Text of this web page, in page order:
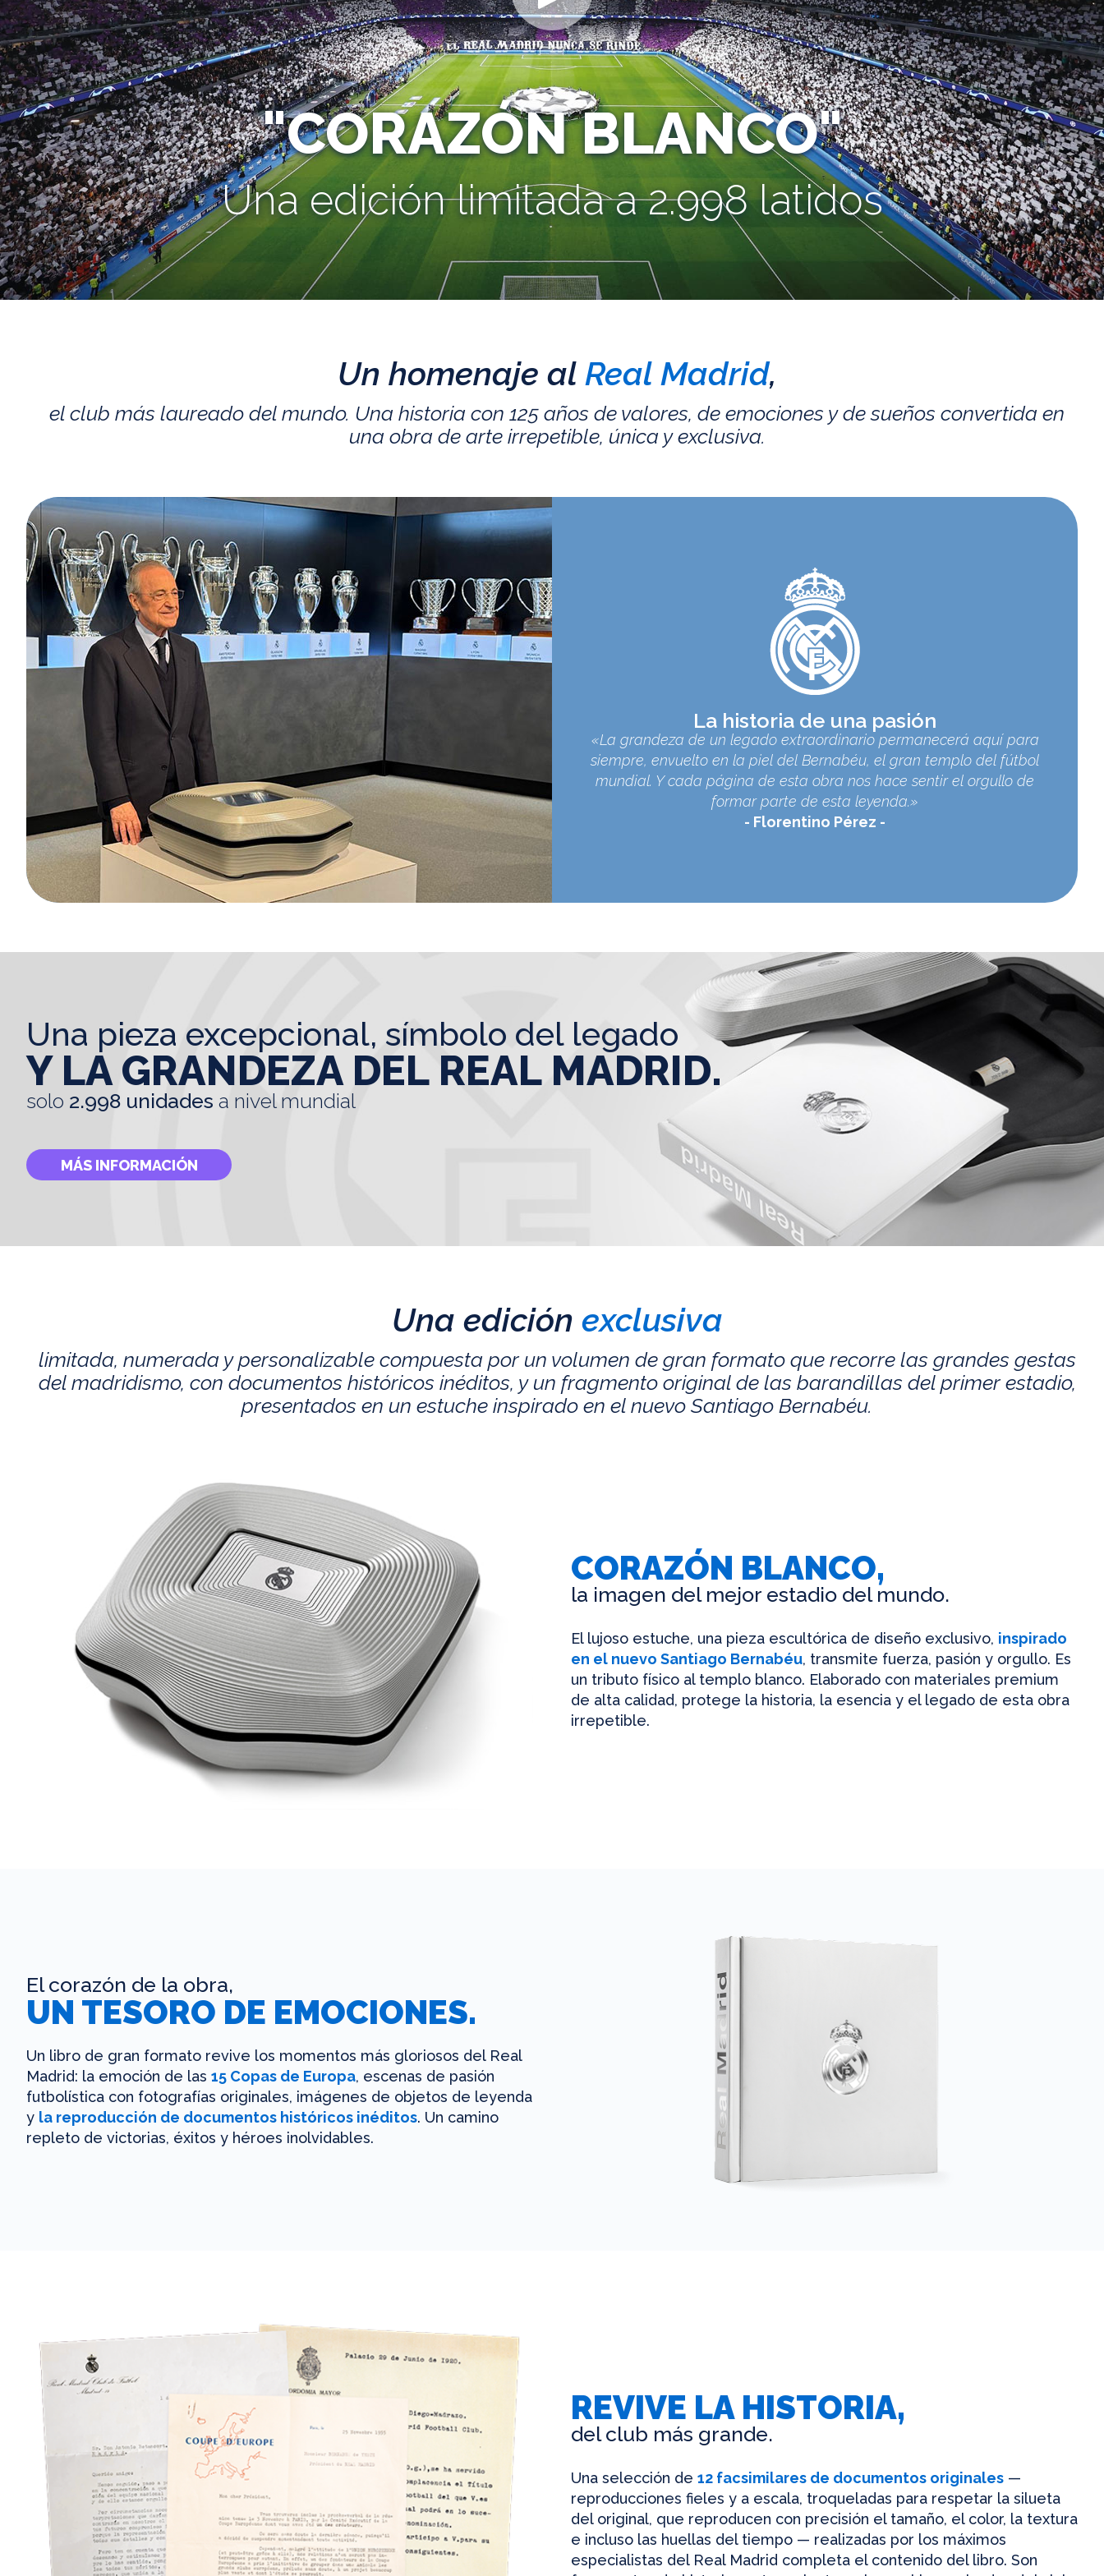
"CORAZÓN BLANCO"
Una edición limitada a 2.998 latidos
Un homenaje al Real Madrid,
el club más laureado del mundo. Una historia con 125 años de valores, de emociones y de sueños convertida en
una obra de arte irrepetible, única y exclusiva.
La historia de una pasión
«La grandeza de un legado extraordinario permanecerá aquí para
siempre, envuelto en la piel del Bernabéu, el gran templo del fútbol
mundial. Y cada página de esta obra nos hace sentir el orgullo de
formar parte de esta leyenda.»
Florentino Pérez
una pieza excepcional, símbolo del legado
Y LA GRANDEZA DEL REAL MADRID.
solo 2.998 unidades a nivel mundial
MÁS INFORMACIÓN
Una edición exclusiva
limitada, numerada y personalizable compuesta por un volumen de gran formato que recorre las grandes gestas
del madridismo, con documentos históricos inéditos, y un fragmento original de las barandillas del primer estadio,
presentados en un estuche inspirado en el nuevo Santiago Bernabéu.
CORAZÓN BLANCO,
la imagen del mejor estadio del mundo.
El lujoso estuche, una pieza escultórica de diseño exclusivo, inspirado
en el nuevo Santiago Bernabéu, transmite fuerza, pasión y orgullo. Es
un tributo físico al templo blanco. Elaborado con materiales premium
de alta calidad, protege la historia, la esencia y el legado de esta obra
irrepetible.
El corazón de la obra,
UN TESORO DE EMOCIONES.
Un libro de gran formato revive los momentos más gloriosos del Real
Madrid: la emoción de las 15 Copas de Europa, escenas de pasión
futbolística con fotografías originales, imágenes de objetos de leyenda
y la reproducción de documentos históricos inéditos. Un camino
repleto de victorias, éxitos y héroes inolvidables.
REVIVE LA HISTORIA,
del club más grande.
Una selección de 12 facsimilares de documentos originales —
reproducciones fieles y a escala, troqueladas para respetar la silueta
del original, que reproducen con precisión el tamaño, el color, la textura
e incluso las huellas del tiempo — realizadas por los máximos
especialistas del Real Madrid completa el contenido del libro. Son